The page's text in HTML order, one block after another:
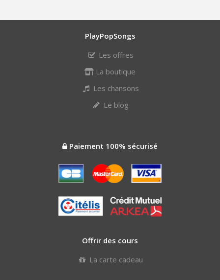
PlayPopSongs
Les offres
La boutique
Les chansons
Le blog
Paiement 100% sécurisé
Offrir des cours
La carte cadeau